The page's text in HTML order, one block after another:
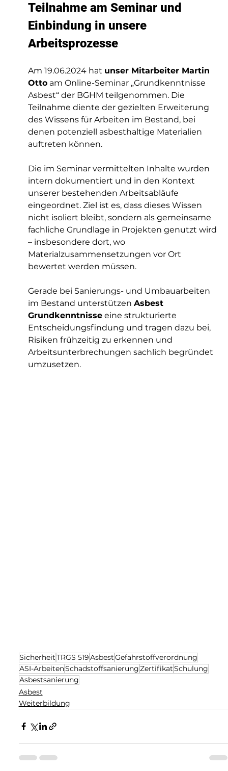
Teilnahme am Seminar und
Einbindung in unsere
Arbeitsprozesse
Am 19.06.2024 hat unser Mitarbeiter Martin
Otto am Online-Seminar „Grundkenntnisse
Asbest“ der BGHM teilgenommen. Die
Teilnahme diente der gezielten Erweiterung
des Wissens für Arbeiten im Bestand, bei
denen potenziell asbesthaltige Materialien
auftreten können.
Die im Seminar vermittelten Inhalte wurden
intern dokumentiert und in den Kontext
unserer bestehenden Arbeitsabläufe
eingeordnet. Ziel ist es, dass dieses Wissen
nicht isoliert bleibt, sondern als gemeinsame
fachliche Grundlage in Projekten genutzt wird
– insbesondere dort, wo
Materialzusammensetzungen vor Ort
bewertet werden müssen.
Gerade bei Sanierungs- und Umbauarbeiten
im Bestand unterstützen Asbest
Grundkenntnisse eine strukturierte
Entscheidungsfindung und tragen dazu bei,
Risiken frühzeitig zu erkennen und
Arbeitsunterbrechungen sachlich begründet
umzusetzen.
SicherheitTRGS 519AsbestGefahrstoffverordnung
ASI-ArbeitenSchadstoffsanierungZertifikatSchulung
Asbestsanierung
Asbest
Weiterbildung